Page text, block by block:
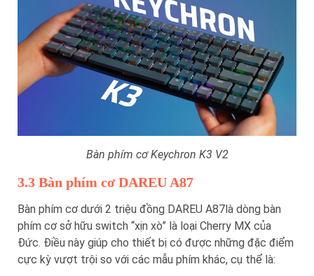
Bàn phím cơ Keychron K3 V2
3.3 Bàn phím cơ DAREU A87
Bàn phím cơ dưới 2 triệu đồng DAREU A87là dòng bàn
phím cơ sở hữu switch “xịn xò” là loại Cherry MX của
Đức. Điều này giúp cho thiết bị có được những đặc điểm
cực kỳ vượt trội so với các mẫu phím khác, cụ thể là: